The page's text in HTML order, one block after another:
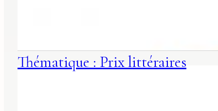
Thématique : Prix littéraires